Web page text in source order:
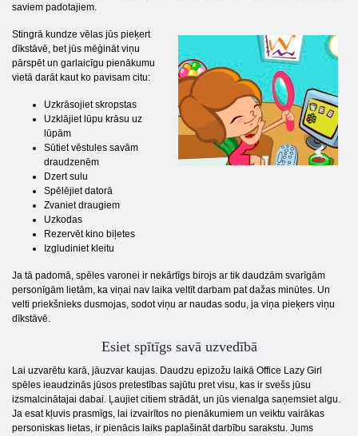
saviem padotajiem.
Stingrā kundze vēlas jūs pieķert
dīkstāvē, bet jūs mēģināt viņu
pārspēt un garlaicīgu pienākumu
vietā darāt kaut ko pavisam citu:
Uzkrāsojiet skropstas
Uzklājiet lūpu krāsu uz
lūpām
Sūtiet vēstules savām
draudzenēm
Dzert sulu
Spēlējiet datorā
Zvaniet draugiem
Uzkodas
Rezervēt kino biļetes
Izgludiniet kleitu
Ja tā padomā, spēles varonei ir nekārtīgs birojs ar tik daudzām svarīgām
personīgām lietām, ka viņai nav laika veltīt darbam pat dažas minūtes. Un
velti priekšnieks dusmojas, sodot viņu ar naudas sodu, ja viņa pieķers viņu
dīkstāvē.
Esiet spītīgs savā uzvedībā
Lai uzvarētu karā, jāuzvar kaujas. Daudzu epizožu laikā Office Lazy Girl
spēles ieaudzinās jūsos pretestības sajūtu pret visu, kas ir svešs jūsu
izsmalcinātajai dabai. Ļaujiet citiem strādāt, un jūs vienalga saņemsiet algu.
Ja esat kļuvis prasmīgs, lai izvairītos no pienākumiem un veiktu vairākas
personiskas lietas, ir pienācis laiks paplašināt darbību sarakstu. Jums